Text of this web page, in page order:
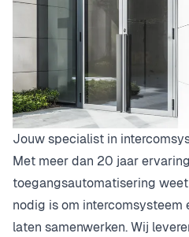
Jouw specialist in
Met meer dan 20 jaar
toegangsautomatisering
nodig is om
laten samenwerken. Wij